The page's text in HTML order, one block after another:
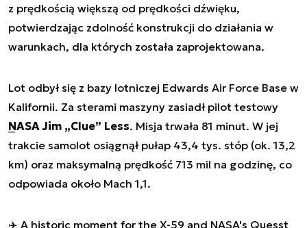
z prędkością większą od prędkości dźwięku,
potwierdzając zdolność konstrukcji do działania w
warunkach, dla których została zaprojektowana.
Lot odbył się z bazy lotniczej Edwards Air Force Base w
Kalifornii. Za sterami maszyny zasiadł pilot testowy
NASA Jim „Clue” Less. Misja trwała 81 minut. W jej
trakcie samolot osiągnął pułap 43,4 tys. stóp (ok. 13,2
km) oraz maksymalną prędkość 713 mil na godzinę, co
odpowiada około Mach 1,1.
✈️ A historic moment for the X-59 and NASA's Quesst